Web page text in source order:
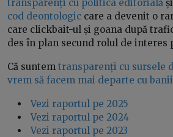
transparenți cu politica editorială
cod deontologic care a devenit o
care clickbait-ul și goana după
des în plan secund rolul de interes
Că suntem transparenți cu sursele
vrem să facem mai departe cu
Vezi raportul pe 2025
Vezi raportul pe 2024
Vezi raportul pe 2023